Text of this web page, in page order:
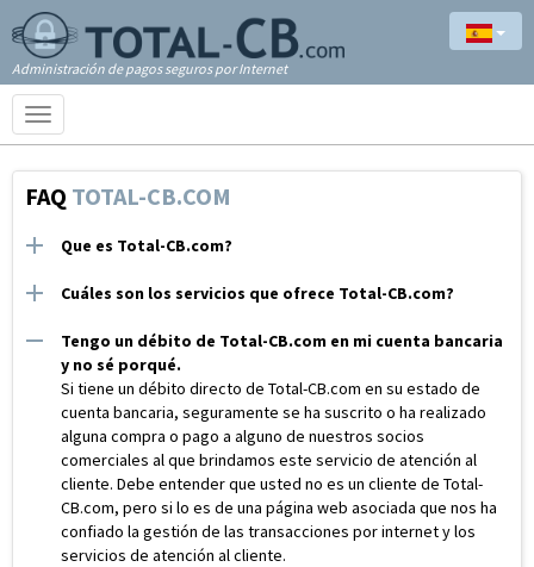
Administración de pagos seguros por Internet
Toggle
navigation
FAQ TOTAL-CB.COM
Que es Total-CB.com?
Cuáles son los servicios que ofrece Total-CB.com?
Tengo un débito de Total-CB.com en mi cuenta bancaria
y no sé porqué.
Si tiene un débito directo de Total-CB.com en su estado de
cuenta bancaria, seguramente se ha suscrito o ha realizado
alguna compra o pago a alguno de nuestros socios
comerciales al que brindamos este servicio de atención al
cliente. Debe entender que usted no es un cliente de Total-
CB.com, pero si lo es de una página web asociada que nos ha
confiado la gestión de las transacciones por internet y los
servicios de atención al cliente.